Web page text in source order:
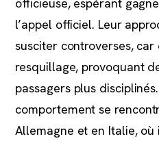
l’appel officiel. Leur
susciter controverses,
resquillage, provoquant
passagers plus
comportement se
Allemagne et en Italie, où